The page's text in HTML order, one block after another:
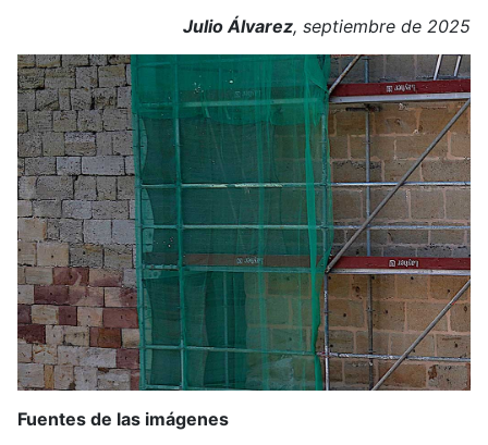
Julio Álvarez, septiembre de 2025
Fuentes de las imágenes